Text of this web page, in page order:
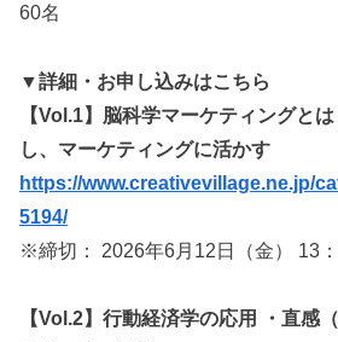
60名
▼詳細・お申し込みはこちら
【Vol.1】脳科学マーケティングと
し、マーケティングに活かす
https://www.creativevillage.ne.jp/
5194/
※締切： 2026年6月12日（金） 13
【Vol.2】行動経済学の応用 ・直感